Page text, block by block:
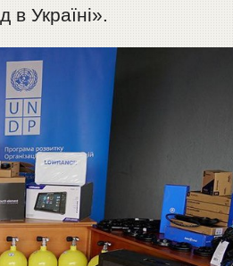
Україні».